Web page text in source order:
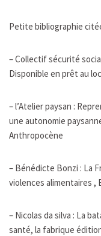
Petite bibliographie
– Collectif sécurité
Disponible en prêt au
– l’Atelier paysan :
une autonomie
Anthropocène
– Bénédicte Bonzi : La
violences alimentaires ,
– Nicolas da silva : La
santé, la fabrique